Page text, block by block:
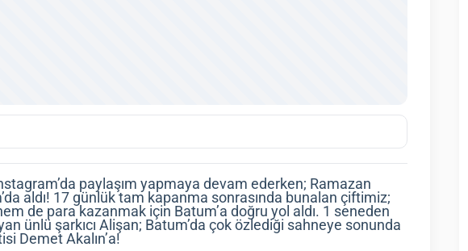
paylaşım yapmaya devam ederken; Ramazan
aldı! 17 günlük tam kapanma sonrasında bunalan çiftimiz;
de para kazanmak için Batum’a doğru yol aldı. 1 seneden
ünlü şarkıcı Alişan; Batum’da çok özlediği sahneye sonunda
Demet Akalın’a!